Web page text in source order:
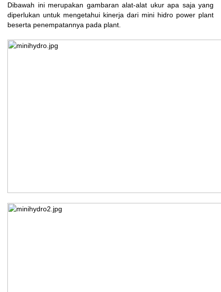
Dibawah ini merupakan gambaran alat-alat ukur apa saja yang
diperlukan untuk mengetahui kinerja dari mini hidro power plant
beserta penempatannya pada plant.